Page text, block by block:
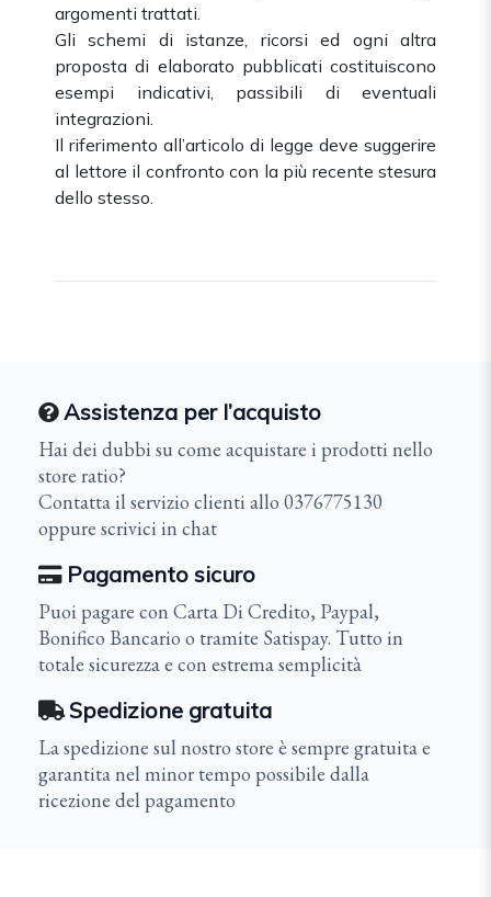
argomenti trattati.
Gli schemi di istanze, ricorsi ed ogni altra
proposta di elaborato pubblicati costituiscono
esempi indicativi, passibili di eventuali
integrazioni.
Il riferimento all’articolo di legge deve suggerire
al lettore il confronto con la più recente stesura
dello stesso.
Assistenza per l’acquisto
Hai dei dubbi su come acquistare i prodotti nello
store ratio?
Contatta il servizio clienti allo 0376775130
oppure scrivici in chat
Pagamento sicuro
Puoi pagare con Carta Di Credito, Paypal,
Bonifico Bancario o tramite Satispay. Tutto in
totale sicurezza e con estrema semplicità
Spedizione gratuita
La spedizione sul nostro store è sempre gratuita e
garantita nel minor tempo possibile dalla
ricezione del pagamento